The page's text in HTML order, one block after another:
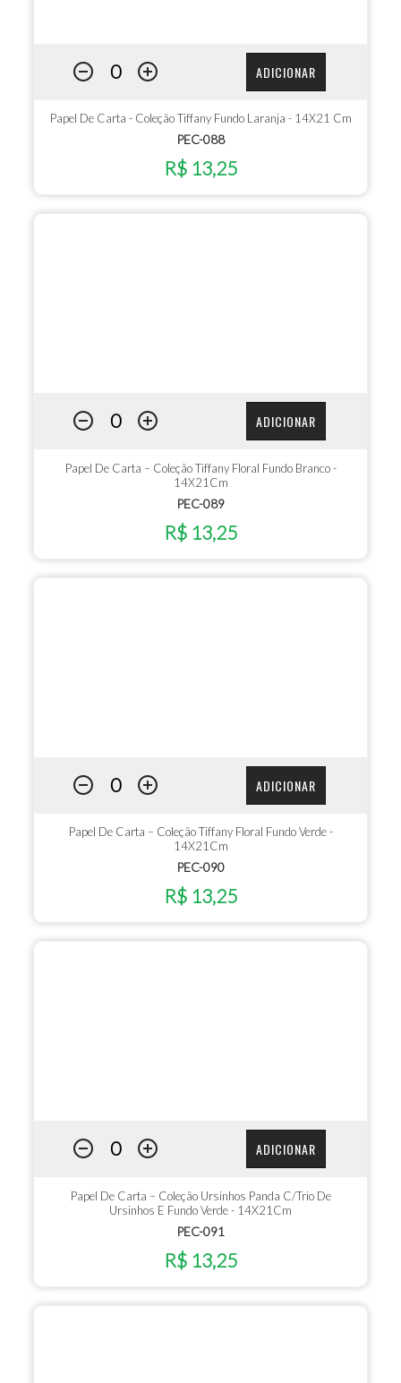
ADICIONAR
Papel De Carta - Coleção Tiffany Fundo Laranja - 14X21 Cm
PEC-088
R$ 13,25
ADICIONAR
Papel De Carta – Coleção Tiffany Floral Fundo Branco -
14X21Cm
PEC-089
R$ 13,25
ADICIONAR
Papel De Carta – Coleção Tiffany Floral Fundo Verde -
14X21Cm
PEC-090
R$ 13,25
ADICIONAR
Papel De Carta – Coleção Ursinhos Panda C/Trio De
Ursinhos E Fundo Verde - 14X21Cm
PEC-091
R$ 13,25